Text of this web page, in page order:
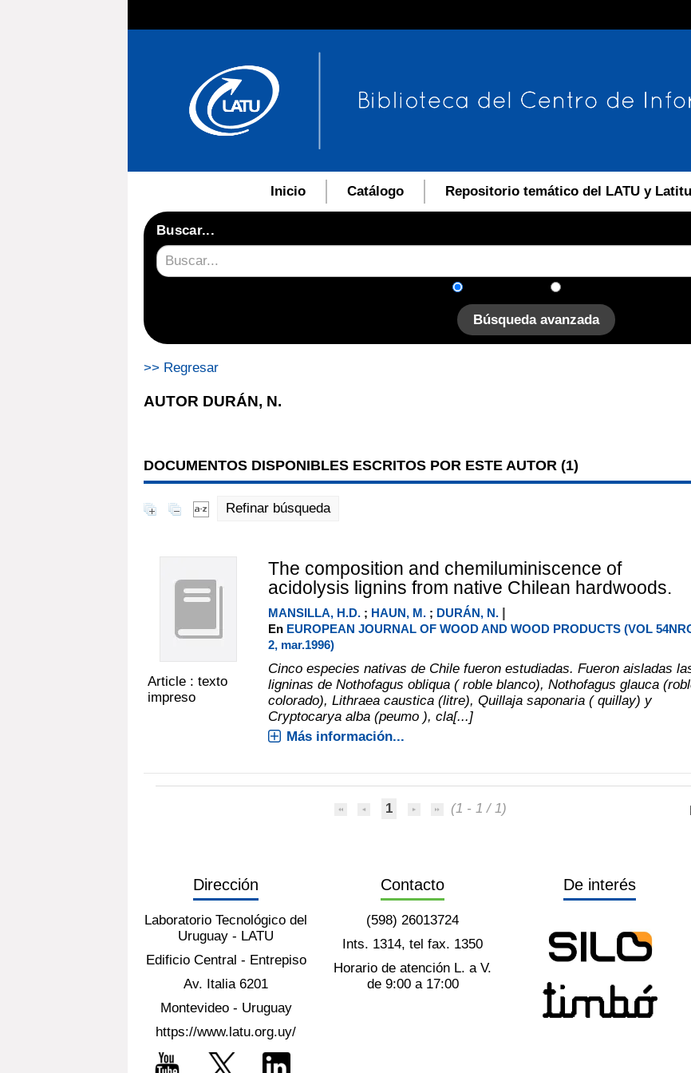
Inicio Catálogo Repositorio temático del LATU y
Buscar...
Búsqueda avanzada
>> Regresar
AUTOR DURÁN, N.
DOCUMENTOS DISPONIBLES ESCRITOS POR ESTE AUTOR (1)
Refinar búsqueda
Article : texto
impreso
The composition and chemiluminiscence of
acidolysis lignins from native Chilean hardwoods.
MANSILLA, H.D.; HAUN, M.; DURÁN, N. |
En EUROPEAN JOURNAL OF WOOD AND WOOD PRODUCTS (VOL
2, mar.1996)
Cinco especies nativas de Chile fueron estudiadas. Fueron aisladas
ligninas de Nothofagus obliqua ( roble blanco), Nothofagus glauca
colorado), Lithraea caustica (litre), Quillaja saponaria ( quillay) y
Cryptocarya alba (peumo ), cla[...]
Más información...
1 (1 - 1 / 1)
Dirección
Laboratorio Tecnológico del
Uruguay - LATU
Edificio Central - Entrepiso
Av. Italia 6201
Montevideo - Uruguay
https://www.latu.org.uy/
Contacto
(598) 26013724
Ints. 1314, tel fax. 1350
Horario de atención L. a V.
de 9:00 a 17:00
De interés